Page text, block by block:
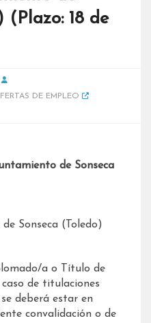
(Plazo: 18 de
DE EMPLEO
de Sonseca
Sonseca (Toledo)
a o Título de
de titulaciones
deberá estar en
convalidación o de